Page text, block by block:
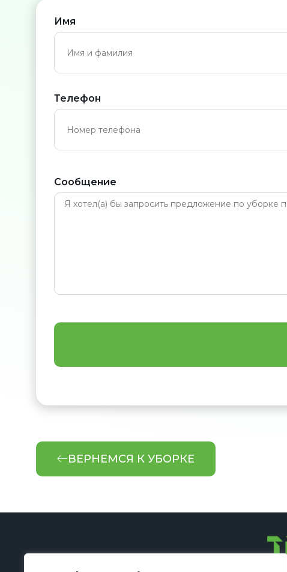
Имя
Телефон
Сообщение
ВЕРНЕМСЯ К УБОРКЕ